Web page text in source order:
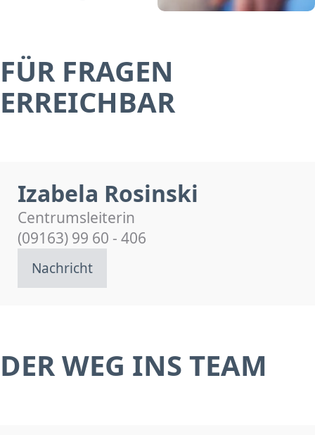
FÜR FRAGEN
ERREICHBAR
Izabela Rosinski
Centrumsleiterin
(09163) 99 60 - 406
Nachricht
DER WEG INS TEAM